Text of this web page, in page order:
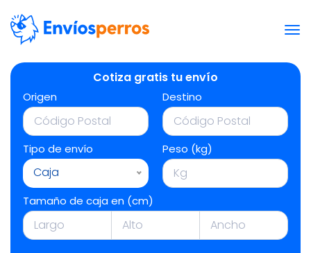
Cotiza gratis tu envío
Origen Destino
Tipo de envío
Caja
Peso (kg)
Tamaño de caja en (cm)